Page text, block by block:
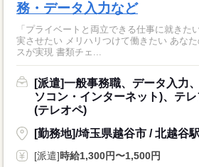
務・データ入力など
「プライベートと両立できる仕事に就きた
実させたい メリハリつけて働きたい あな
スが実現 書類チェ...
[派遣]一般事務職、データ入力
ソコン・インターネット)、テ
(テレオペ)
[勤務地]/埼玉県越谷市 / 北越谷
[派遣]時給1,300円〜1,500円